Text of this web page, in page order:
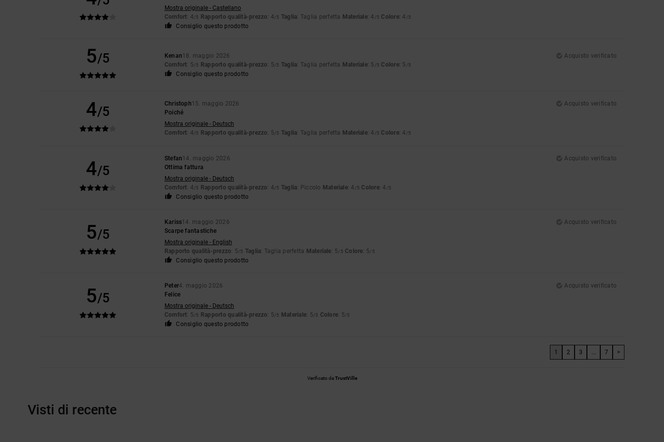
Mostra originale - Castellano
Comfort: 4/5 Rapporto qualità-prezzo: 4/5 Taglia: Taglia perfetta Materiale: 4 /5 Colore: 4 /5
Consiglio questo prodotto
5/5 Kenan18. maggio 2026
Acquisto verificato
Comfort: 5/5 Rapporto qualità-prezzo: 5/5 Taglia: Taglia perfetta Materiale: 5 /5 Colore: 5 /5
Consiglio questo prodotto
4/5
Christoph15. maggio 2026
Acquisto verificato
Poiché
Mostra originale - Deutsch
Comfort: 4/5 Rapporto qualità-prezzo: 5/5 Taglia: Taglia perfetta Materiale: 4 /5 Colore: 4 /5
4/5
Stefan14. maggio 2026
Acquisto verificato
Ottima fattura
Mostra originale - Deutsch
Comfort: 4/5 Rapporto qualità-prezzo: 4/5 Taglia: Piccolo Materiale: 4 /5 Colore: 4 /5
Consiglio questo prodotto
5/5
Kariss14. maggio 2026
Acquisto verificato
Scarpe fantastiche
Mostra originale - English
Rapporto qualità-prezzo: 5/5 Taglia: Taglia perfetta Materiale: 5/5 Colore: 5/5
Consiglio questo prodotto
5/5
Peter4. maggio 2026
Acquisto verificato
Felice
Mostra originale - Deutsch
Comfort: 5/5 Rapporto qualità-prezzo: 5/5 Materiale: 5/5 Colore: 5/5
Consiglio questo prodotto
1 2 3 ... 7 >
Verificato daTrustVille
Visti di recente